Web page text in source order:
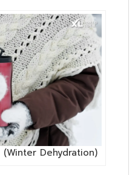
(Winter Dehydration)